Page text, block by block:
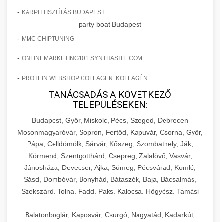
- KÁRPITTISZTÍTÁS BUDAPEST
party boat Budapest
- MMC CHIPTUNING
- ONLINEMARKETING101.SYNTHASITE.COM
- PROTEIN WEBSHOP COLLAGEN: KOLLAGÉN
TANÁCSADÁS A KÖVETKEZŐ
TELEPÜLÉSEKEN:
Budapest, Győr, Miskolc, Pécs, Szeged, Debrecen
Mosonmagyaróvár, Sopron, Fertőd, Kapuvár, Csorna, Győr,
Pápa, Celldömölk, Sárvár, Kőszeg, Szombathely, Ják,
Körmend, Szentgotthárd, Csepreg, Zalalövő, Vasvár,
Jánosháza, Devecser, Ajka, Sümeg, Pécsvárad, Komló,
Sásd, Dombóvár, Bonyhád, Bátaszék, Baja, Bácsalmás,
Szekszárd, Tolna, Fadd, Paks, Kalocsa, Hőgyész, Tamási
Balatonboglár, Kaposvár, Csurgó, Nagyatád, Kadarkút,